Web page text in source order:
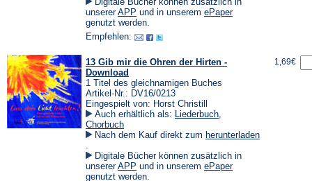
einem
neuen
Tab)
unsererAPP (Öffnet
in
neuen
und in unserem ePaper(Öffnet
genutzt werden.
Empfehlen:
13 Gib mir die Ohren der Hirten -
Download
1 Titel des gleichnamigen Buches
Artikel-Nr.: DV16/0213
Eingespielt von: Horst Christill
Auch erhältlich als: Liederbuch,
Chorbuch
Nach dem Kauf direkt zum herunterladen
in
einem
neuen
.
Digitale Bücher können zusätzlich in
unsererAPP (Öffnet
in
und in unserem ePaper(Öffnet
genutzt werden.
1,69€